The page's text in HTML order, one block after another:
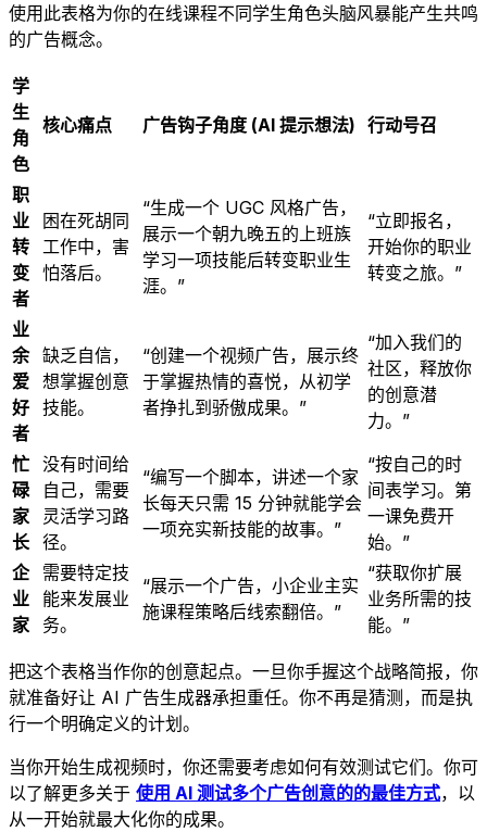
使用此表格为你的在线课程不同学生角色头脑风暴能产生共鸣
的广告概念。
学
生
角
色
核心痛点 广告钩子角度 (AI 提示想法) 行动号召
职
业
转
变
者
困在死胡同
工作中，害
怕落后。
“生成一个 UGC 风格广告，
展示一个朝九晚五的上班族
学习一项技能后转变职业生
涯。”
“立即报名，
开始你的职业
转变之旅。”
业
余
爱
好
者
缺乏自信，
想掌握创意
技能。
“创建一个视频广告，展示终
于掌握热情的喜悦，从初学
者挣扎到骄傲成果。”
“加入我们的
社区，释放你
的创意潜
力。”
忙
碌
家
长
没有时间给
自己，需要
灵活学习路
径。
“编写一个脚本，讲述一个家
长每天只需 15 分钟就能学会
一项充实新技能的故事。”
“按自己的时
间表学习。第
一课免费开
始。”
企
业
家
需要特定技
能来发展业
务。
“展示一个广告，小企业主实
施课程策略后线索翻倍。”
“获取你扩展
业务所需的技
能。”
把这个表格当作你的创意起点。一旦你手握这个战略简报，你
就准备好让 AI 广告生成器承担重任。你不再是猜测，而是执
行一个明确定义的计划。
当你开始生成视频时，你还需要考虑如何有效测试它们。你可
以了解更多关于 使用 AI 测试多个广告创意的的最佳方式，以
从一开始就最大化你的成果。